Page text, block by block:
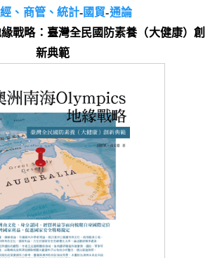
、商管、統計-國貿-通論
戰略：臺灣全民國防素養（大健康）創
新典範